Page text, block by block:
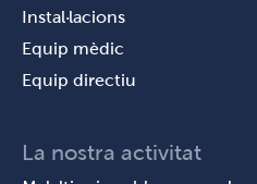
Instal·lacions
Equip mèdic
Equip directiu
La nostra activitat